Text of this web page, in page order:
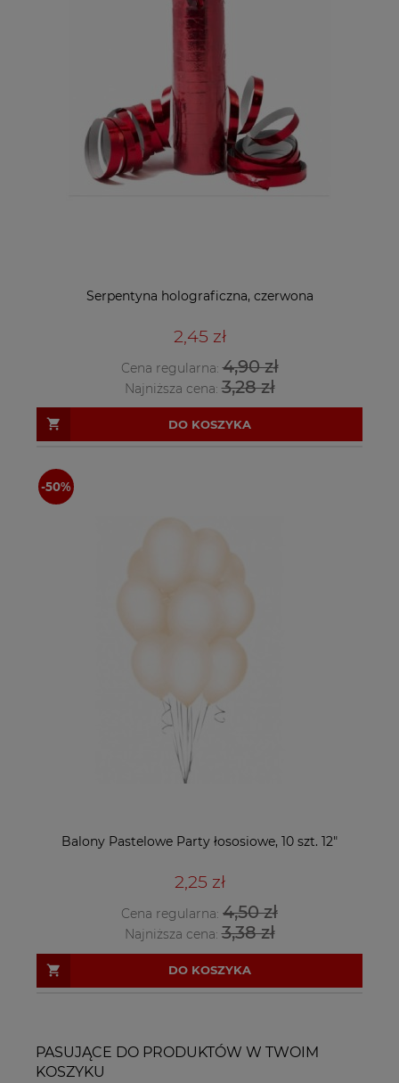
Serpentyna holograficzna, czerwona
2,45 zł
Cena regularna:4,90 zł
Najniższa cena:3,28 zł
DO KOSZYKA
Balony Pastelowe Party łososiowe, 10 szt. 12"
2,25 zł
Cena regularna: 4,50 zł
Najniższa cena:3,38 zł
DO KOSZYKA
PASUJĄCE DO PRODUKTÓW W TWOIM
KOSZYKU